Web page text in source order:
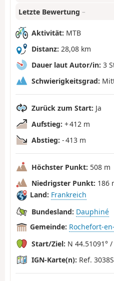
Letzte Bewertung –
Aktivität: MTB
Distanz: 28,08 km
Dauer laut Autor/in: 3
Schwierigkeitsgrad:
Zurück zum Start: Ja
Aufstieg: + 412 m
Abstieg: - 413 m
Höchster Punkt: 508 m
Niedrigster Punkt: 186
Land: Frankreich
Bundesland: Dauphiné
Gemeinde: Rochefort-
Start/Ziel: N 44.51091°
IGN-Karte(n): Ref.